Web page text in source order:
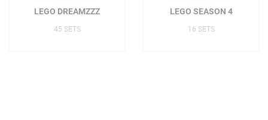
LEGO DREAMZZZ
45 SETS
LEGO SEASON 4
16 SETS